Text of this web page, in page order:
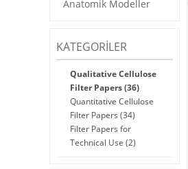
Anatomik Modeller
KATEGORILER
Qualitative Cellulose
Filter Papers(36)
Quantitative Cellulose
Filter Papers (34)
Filter Papers for
Technical Use (2)